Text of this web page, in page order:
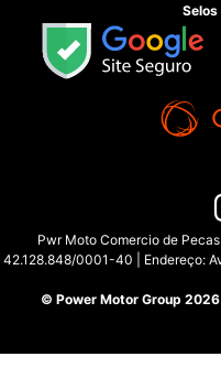
Pwr Moto Comercio de
42.128.848/0001-40 | Endereço:
© Power Motor Group 2026